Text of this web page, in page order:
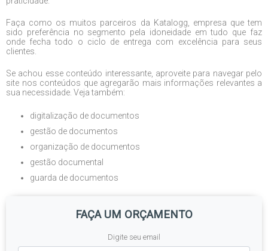
Faça como os muitos parceiros da Katalogg, empresa que tem
sido preferência no segmento pela idoneidade em tudo que faz
onde fecha todo o ciclo de entrega com excelência para seus
clientes.
Se achou esse conteúdo interessante, aproveite para navegar pelo
site nos conteúdos que agregarão mais informações relevantes a
sua necessidade. Veja também:
digitalização de documentos
gestão de documentos
organização de documentos
gestão documental
guarda de documentos
FAÇA UM ORÇAMENTO
Digite seu email